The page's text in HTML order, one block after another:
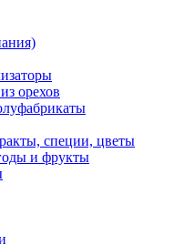
орехов
специи, цветы
и фрукты